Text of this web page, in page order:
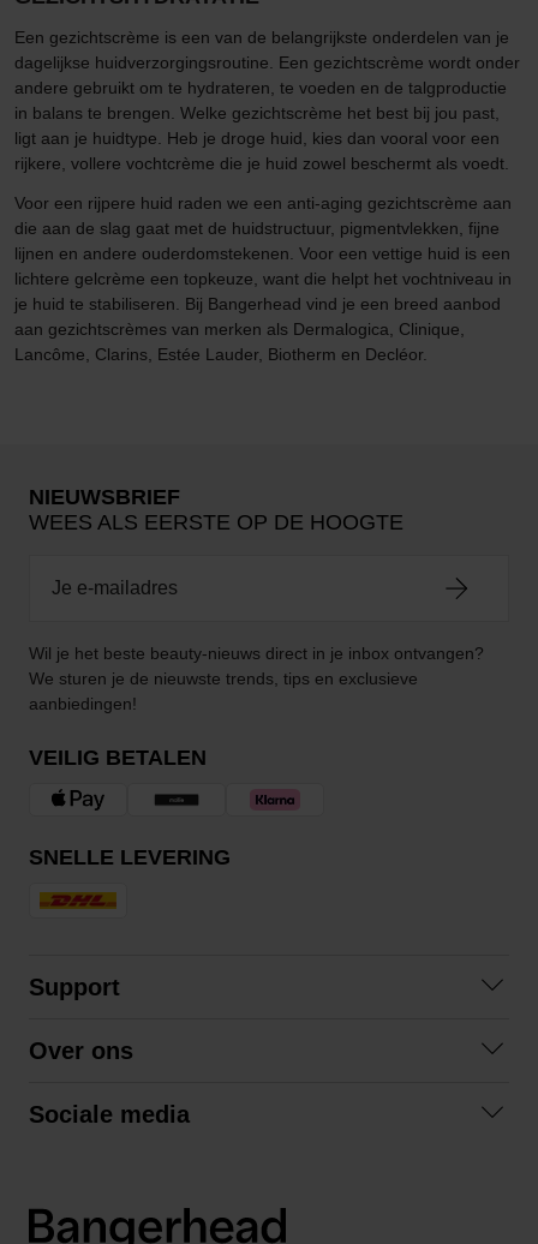
Een gezichtscrème is een van de belangrijkste onderdelen van je
dagelijkse huidverzorgingsroutine. Een gezichtscrème wordt onder
andere gebruikt om te hydrateren, te voeden en de talgproductie
in balans te brengen. Welke gezichtscrème het best bij jou past,
ligt aan je huidtype. Heb je droge huid, kies dan vooral voor een
rijkere, vollere vochtcrème die je huid zowel beschermt als voedt.
Voor een rijpere huid raden we een anti-aging gezichtscrème aan
die aan de slag gaat met de huidstructuur, pigmentvlekken, fijne
lijnen en andere ouderdomstekenen. Voor een vettige huid is een
lichtere gelcrème een topkeuze, want die helpt het vochtniveau in
je huid te stabiliseren. Bij Bangerhead vind je een breed aanbod
aan gezichtscrèmes van merken als Dermalogica, Clinique,
Lancôme, Clarins, Estée Lauder, Biotherm en Decléor.
NIEUWSBRIEF
WEES ALS EERSTE OP DE HOOGTE
Wil je het beste beauty-nieuws direct in je inbox ontvangen?
We sturen je de nieuwste trends, tips en exclusieve
aanbiedingen!
VEILIG BETALEN
SNELLE LEVERING
Support
Algemene voorwaarden
Over ons
Sociale media
LinkedIn